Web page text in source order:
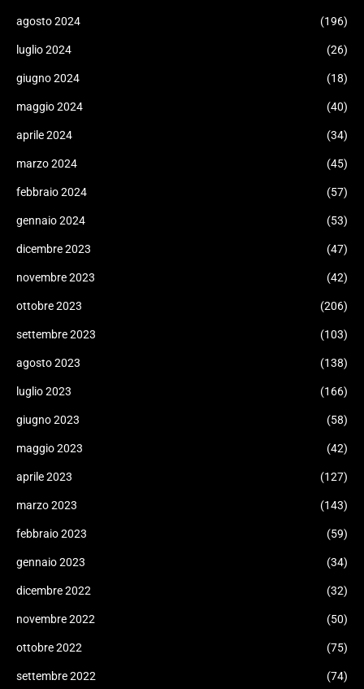
agosto 2024 (196)
luglio 2024 (26)
giugno 2024 (18)
maggio 2024 (40)
aprile 2024 (34)
marzo 2024 (45)
febbraio 2024 (57)
gennaio 2024 (53)
dicembre 2023 (47)
novembre 2023 (42)
ottobre 2023 (206)
settembre 2023 (103)
agosto 2023 (138)
luglio 2023 (166)
giugno 2023 (58)
maggio 2023 (42)
aprile 2023 (127)
marzo 2023 (143)
febbraio 2023 (59)
gennaio 2023 (34)
dicembre 2022 (32)
novembre 2022 (50)
ottobre 2022 (75)
settembre 2022 (74)